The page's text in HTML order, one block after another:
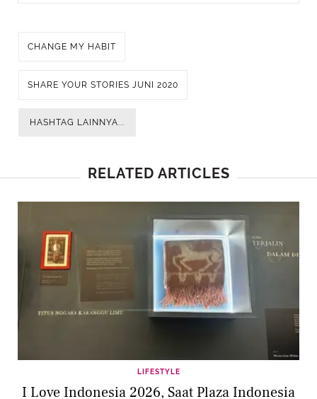
CHANGE MY HABIT
SHARE YOUR STORIES JUNI 2020
HASHTAG LAINNYA...
RELATED ARTICLES
LIFESTYLE
I Love Indonesia 2026, Saat Plaza Indonesia